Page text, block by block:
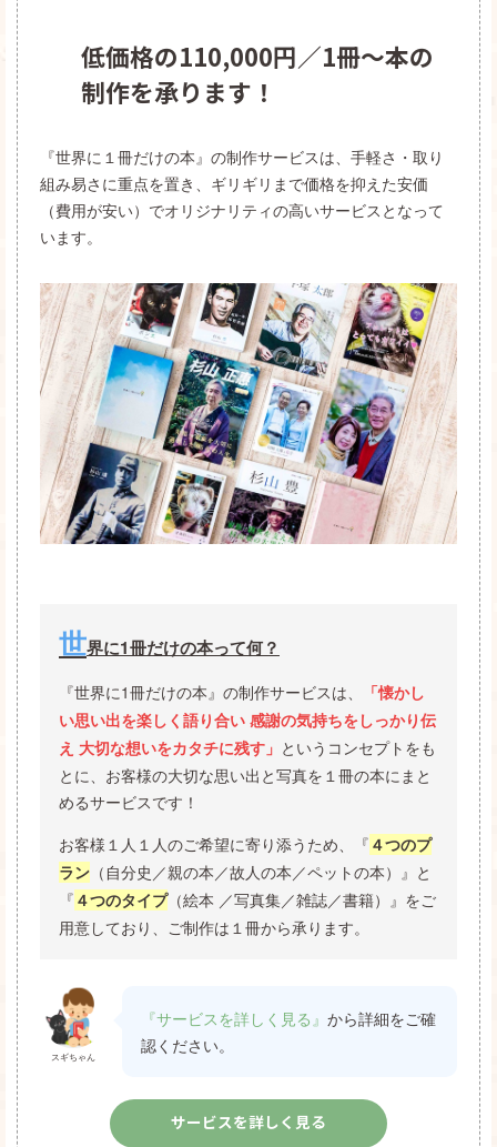
低価格の110,000円／1冊〜本の
制作を承ります！
『世界に１冊だけの本』の制作サービスは、手軽さ・取り
組み易さに重点を置き、ギリギリまで価格を抑えた安価
（費用が安い）でオリジナリティの高いサービスとなって
います。
世界に1冊だけの本って何？
『世界に1冊だけの本』の制作サービスは、
「懐かし
い思い出を楽しく語り合い 感謝の気持ちをしっかり伝
え 大切な想いをカタチに残す」 というコンセプトをも
とに、お客様の大切な思い出と写真を１冊の本にまと
めるサービスです！
お客様１人１人のご希望に寄り添うため、『 ４つのプ
ラン （自分史／親の本／故人の本／ペットの本）』と
『 ４つのタイプ（絵本 ／写真集／雑誌／書籍）』をご
用意しており、ご制作は１冊から承ります。
スギちゃん
『サービスを詳しく見る』 から詳細をご確
認ください。
サービスを詳しく見る